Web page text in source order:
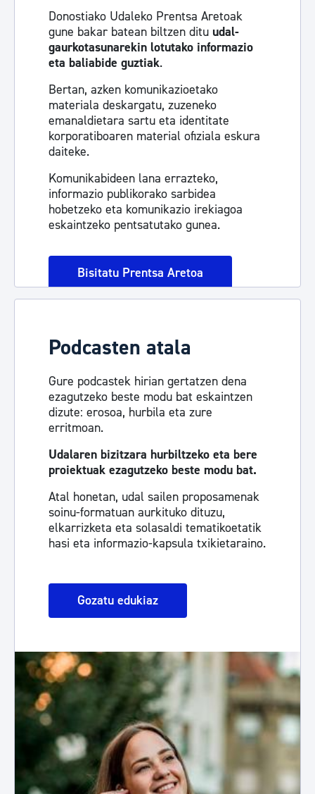
Donostiako Udaleko Prentsa Aretoak
gune bakar batean biltzen ditu udal-
gaurkotasunarekin lotutako informazio
eta baliabide guztiak.
Bertan, azken komunikazioetako
materiala deskargatu, zuzeneko
emanaldietara sartu eta identitate
korporatiboaren material ofiziala eskura
daiteke.
Komunikabideen lana errazteko,
informazio publikorako sarbidea
hobetzeko eta komunikazio irekiagoa
eskaintzeko pentsatutako gunea.
Bisitatu Prentsa Aretoa
Podcasten atala
Gure podcastek hirian gertatzen dena
ezagutzeko beste modu bat eskaintzen
dizute: erosoa, hurbila eta zure
erritmoan.
Udalaren bizitzara hurbiltzeko eta bere
proiektuak ezagutzeko beste modu bat.
Atal honetan, udal sailen proposamenak
soinu-formatuan aurkituko dituzu,
elkarrizketa eta solasaldi tematikoetatik
hasi eta informazio-kapsula txikietaraino.
Gozatu edukiaz